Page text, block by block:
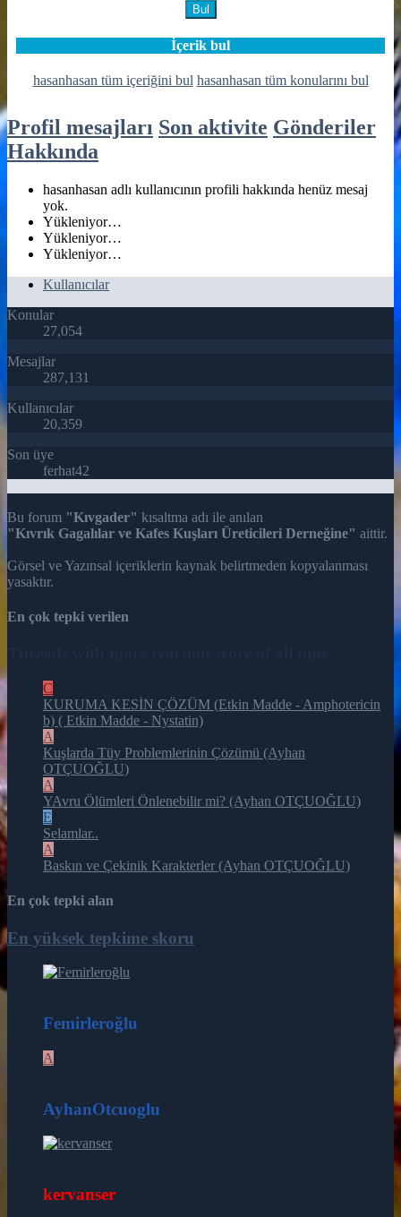
Bul
İçerik bul
hasanhasan tüm içeriğini bul hasanhasan tüm konularını bul
Profil mesajları Son aktivite Gönderiler
Hakkında
hasanhasan adlı kullanıcının profili hakkında henüz mesaj
yok.
Yükleniyor…
Yükleniyor…
Yükleniyor…
Kullanıcılar
Konular
27,054
Mesajlar
287,131
Kullanıcılar
20,359
Son üye
ferhat42
Bu forum "Kıvgader" kısaltma adı ile anılan
"Kıvrık Gagalılar ve Kafes Kuşları Üreticileri Derneğine" aittir.
Görsel ve Yazınsal içeriklerin kaynak belirtmeden kopyalanması
yasaktır.
En çok tepki verilen
C
KURUMA KESİN ÇÖZÜM (Etkin Madde - Amphotericin
b) ( Etkin Madde - Nystatin)
A
Kuşlarda Tüy Problemlerinin Çözümü (Ayhan
OTÇUOĞLU)
A
YAvru Ölümleri Önlenebilir mi? (Ayhan OTÇUOĞLU)
E
Selamlar..
A
Baskın ve Çekinik Karakterler (Ayhan OTÇUOĞLU)
En çok tepki alan
En yüksek tepkime skoru
Femirleroğlu
A
AyhanOtcuoglu
kervanser